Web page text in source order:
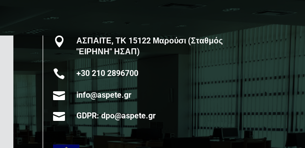

ΑΣΠΑΙΤΕ, ΤΚ 15122 Μαρούσι (Σταθμός
"ΕΙΡΗΝΗ" ΗΣΑΠ)
 +30 210 2896700
 info@aspete.gr
 GDPR: dpo@aspete.gr